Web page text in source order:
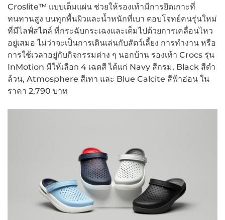
Croslite™ แบบเต็มแผ่น ช่วยให้รองเท้ามีการยึดเกาะที่
ทนทานสูง บนทุกพื้นผิวและน้ำหนักที่เบา ตอบโจทย์คนรุ่นใหม่
ที่มีไลฟ์สไตล์ ที่กระฉับกระเฉงและเต็มไปด้วยการเคลื่อนไหว
อยู่เสมอ ไม่ว่าจะเป็นการเดินเล่นกับสัตว์เลี้ยง การทำงาน หรือ
การใช้เวลาอยู่กับกิจกรรมต่าง ๆ นอกบ้าน รองเท้า Crocs รุ่น
InMotion มีให้เลือก 4 เฉดสี ได้แก่ Navy สีกรม, Black สีดำ
ล้วน, Atmosphere สีเทา และ Blue Calcite สีฟ้าอ่อน ใน
ราคา 2,790 บาท